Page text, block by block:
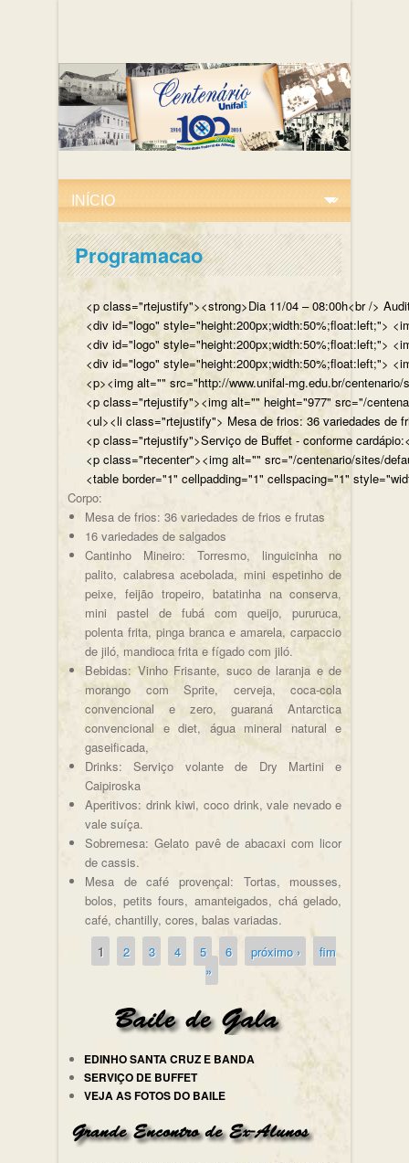
Programacao
<p class="rtejustify"><strong>Dia 11/04 – 08:00h<br />
<div id="logo" style="height:200px;width:50%;float:left;">
<div id="logo" style="height:200px;width:50%;float:left;">
<div id="logo" style="height:200px;width:50%;float:left;">
<p><img alt="" src="http://www.unifal-mg.edu.br/
<p class="rtejustify"><img alt="" height="977" src="/
<ul><li class="rtejustify"> Mesa de frios: 36 variedades de
<p class="rtejustify">Serviço de Buffet - conforme
<p class="rtecenter"><img alt="" src="/centenario/sites/
<table border="1" cellpadding="1" cellspacing="1"
Corpo:
Mesa de frios: 36 variedades de frios e frutas
16 variedades de salgados
Cantinho Mineiro: Torresmo, linguicinha no
palito, calabresa acebolada, mini espetinho de
peixe, feijão tropeiro, batatinha na conserva,
mini pastel de fubá com queijo, pururuca,
polenta frita, pinga branca e amarela, carpaccio
de jiló, mandioca frita e fígado com jiló.
Bebidas: Vinho Frisante, suco de laranja e de
morango com Sprite, cerveja, coca-cola
convencional e zero, guaraná Antarctica
convencional e diet, água mineral natural e
gaseificada,
Drinks: Serviço volante de Dry Martini e
Caipiroska
Aperitivos: drink kiwi, coco drink, vale nevado e
vale suíça.
Sobremesa: Gelato pavê de abacaxi com licor
de cassis.
Mesa de café provençal: Tortas, mousses,
bolos, petits fours, amanteigados, chá gelado,
café, chantilly, cores, balas variadas.
Páginas
1 2 3 4 5 6 próximo ›
fim
»
EDINHO SANTA CRUZ E BANDA
SERVIÇO DE BUFFET
VEJA AS FOTOS DO BAILE